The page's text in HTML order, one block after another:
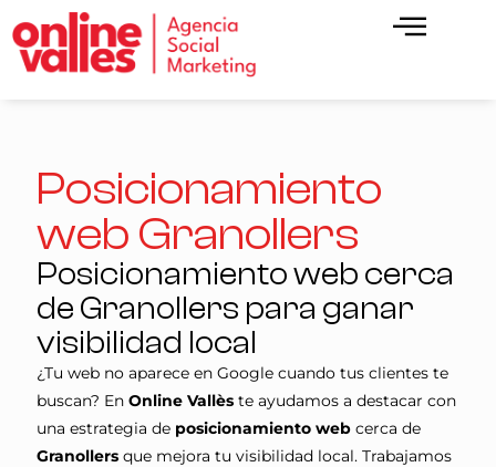
Posicionamiento
web Granollers
Posicionamiento web cerca
de Granollers para ganar
visibilidad local
¿Tu web no aparece en Google cuando tus clientes te
buscan? En Online Vallès te ayudamos a destacar con
una estrategia de posicionamiento web cerca de
Granollers que mejora tu visibilidad local. Trabajamos